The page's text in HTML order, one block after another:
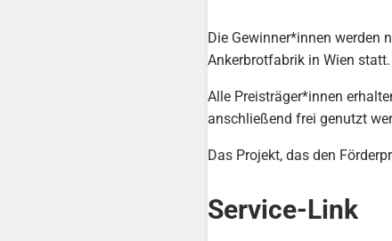
Die Gewinner*innen werden
Ankerbrotfabrik in Wien statt.
Alle Preisträger*innen
anschließend frei genutzt
Das Projekt, das den
Service-Link